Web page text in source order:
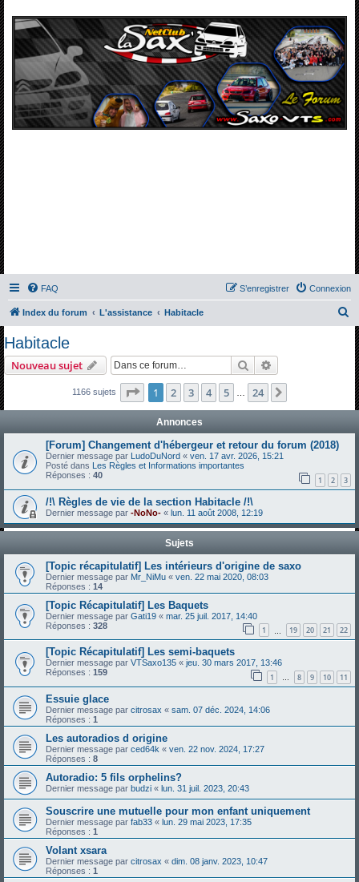
FAQ Connexion
S’enregistrer
Index du forum L'assistance Habitacle
r
Habitacle
Nouveau sujet RechercherRecherche
1166 sujets Page 1sur24
1 2 3 4 5 24
Annonces
[Forum] Changement d'hébergeur et retour du forum (2018)
Dernier message par LudoDuNord « ven. 17 avr. 2026, 15:21
Posté dans Les Règles et Informations importantes
Réponses : 40 1 2 3
/!\ Règles de vie de la section Habitacle /!\
Dernier message par -NoNo- « lun. 11 août 2008, 12:19
Sujets
[Topic récapitulatif] Les intérieurs d'origine de saxo
Dernier message par Mr_NiMu « ven. 22 mai 2020, 08:03
Réponses : 14
[Topic Récapitulatif] Les Baquets
Dernier message par Gati19 « mar. 25 juil. 2017, 14:40
Réponses : 328 1 19 20 21 22
[Topic Récapitulatif] Les semi-baquets
Dernier message par VTSaxo135 « jeu. 30 mars 2017, 13:46
Réponses : 159 1 … 8 9 10 11
Essuie glace
Dernier message par citrosax « sam. 07 déc. 2024, 14:06
Réponses : 1
Les autoradios d origine
Dernier message par ced64k « ven. 22 nov. 2024, 17:27
Réponses : 8
Autoradio: 5 fils orphelins?
Dernier message par budzi « lun. 31 juil. 2023, 20:43
Souscrire une mutuelle pour mon enfant uniquement
Dernier message par fab33 « lun. 29 mai 2023, 17:35
Réponses : 1
Volant xsara
Dernier message par citrosax « dim. 08 janv. 2023, 10:47
Réponses : 1